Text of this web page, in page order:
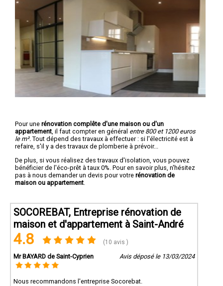
Pour une rénovation complête d'une maison ou d'un
appartement , il faut compter en général entre 800 et 1200 euros
le m². Tout dépend des travaux à effectuer : si l'électricité est à
refaire, s'il y a des travaux de plomberie à prévoir...
De plus, si vous réalisez des travaux d'isolation, vous pouvez
bénéficier de l'éco-prêt à taux 0%. Pour en savoir plus, n'hésitez
pas à nous demander un devis pour votre rénovation de
maison ou appartement
SOCOREBAT, Entreprise rénovation de
maison et d'appartement à Saint-André
4.8 (10 avis )
Mr BAYARD de Saint-Cyprien Avis déposé le 13/03/2024
Nous recommandons l'entreprise Socorebat.